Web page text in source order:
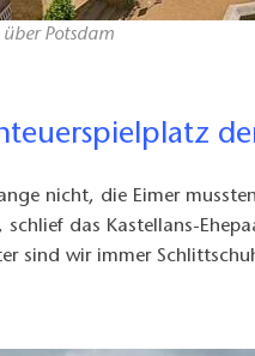
über Potsdam
nicht, die Eimer
schlief das Kastellans-
sind wir immer